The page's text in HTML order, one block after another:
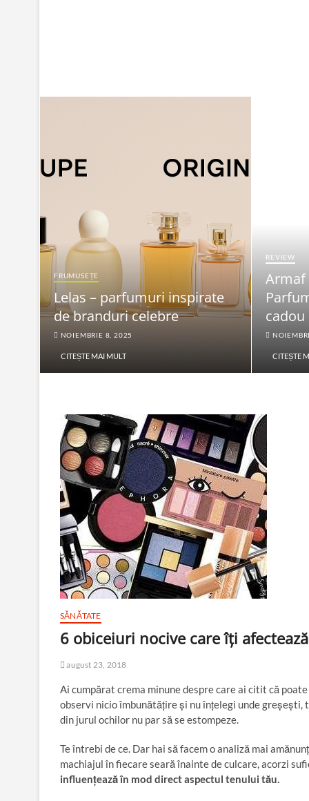
FRUMUSEȚE
Lelas – parfumuri inspirate
de branduri celebre
NOIEMBRIE 8, 2025
CITEȘTE MAI MULT
REVIEW
Armaf
cadou
CITEȘTE
SĂNĂTATE
6 obiceiuri nocive care îți
august 23, 2018
Ai cumpărat crema minune despre care ai citit că
observi nicio îmbunătățire și nu înțelegi unde
din jurul ochilor nu par să se estompeze.
Te întrebi de ce. Dar hai să facem o analiză mai
machiajul în fiecare seară înainte de culcare, acorzi
influențează în mod direct aspectul tenului tău.